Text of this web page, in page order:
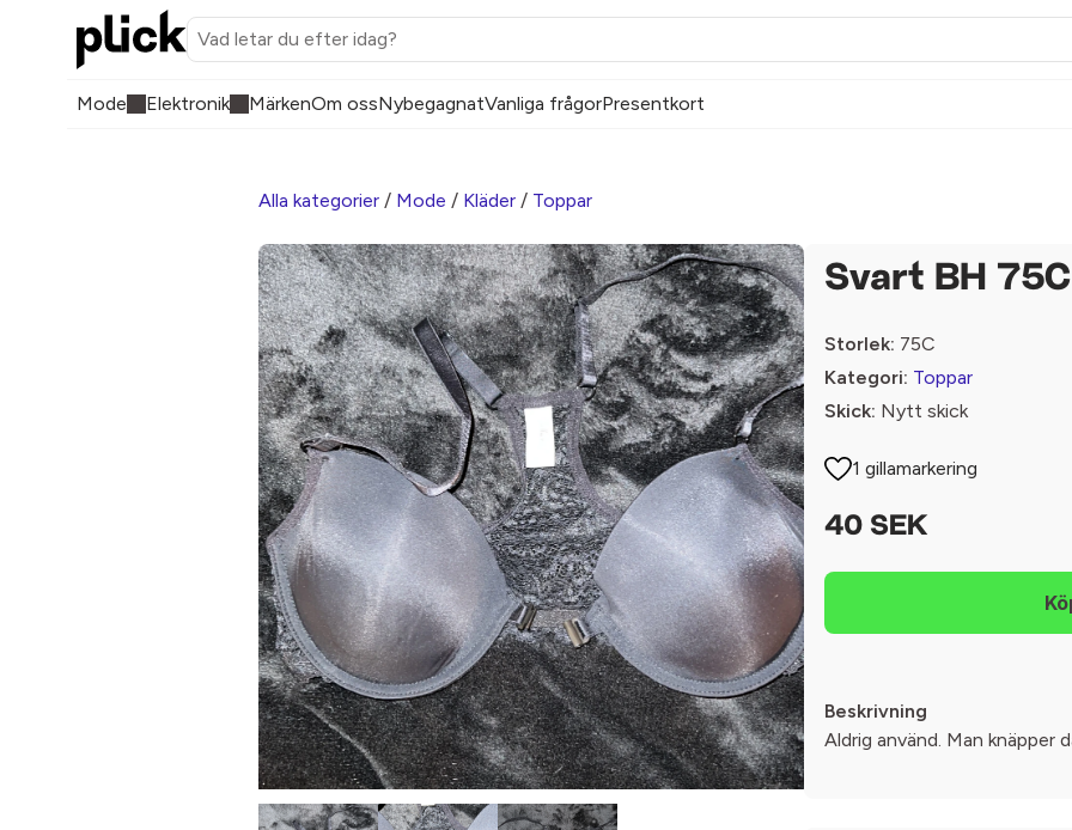
Mode Elektronik MärkenOm ossNybegagnatVanliga frågorPresentkort
Alla kategorier / Mode / Kläder / Toppar
Svart BH 75C
Storlek: 75C
Kategori: Toppar
Skick: Nytt skick
1 gillamarkering
40 SEK
Beskrivning
Aldrig använd. Man knäpper